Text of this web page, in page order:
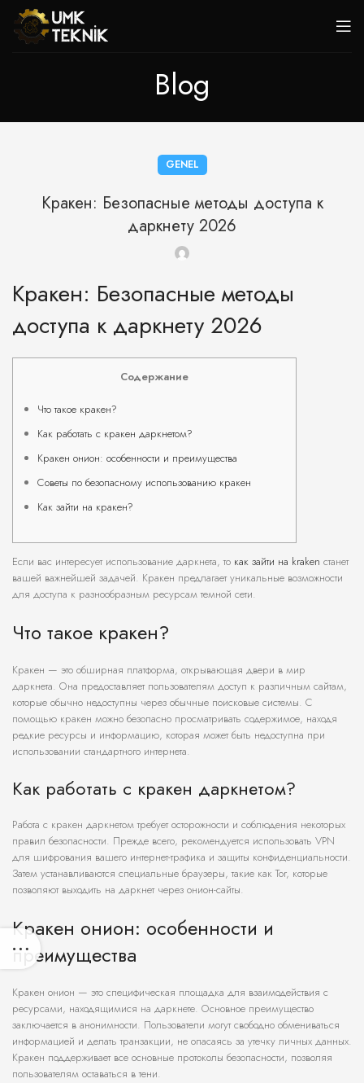
Blog
GENEL
Кракен: Безопасные методы доступа к
даркнету 2026
Кракен: Безопасные методы
доступа к даркнету 2026
Содержание
Что такое кракен?
Как работать с кракен даркнетом?
Кракен онион: особенности и преимущества
Советы по безопасному использованию кракен
Как зайти на кракен?
Если вас интересует использование даркнета, то как зайти на kraken станет
вашей важнейшей задачей. Кракен предлагает уникальные возможности
для доступа к разнообразным ресурсам темной сети.
Что такое кракен?
Кракен — это обширная платформа, открывающая двери в мир
даркнета. Она предоставляет пользователям доступ к различным сайтам,
которые обычно недоступны через обычные поисковые системы. С
помощью кракен можно безопасно просматривать содержимое, находя
редкие ресурсы и информацию, которая может быть недоступна при
использовании стандартного интернета.
Как работать с кракен даркнетом?
Работа с кракен даркнетом требует осторожности и соблюдения некоторых
правил безопасности. Прежде всего, рекомендуется использовать VPN
для шифрования вашего интернет-трафика и защиты конфиденциальности.
Затем устанавливаются специальные браузеры, такие как Tor, которые
позволяют выходить на даркнет через онион-сайты.
Кракен онион: особенности и
преимущества
Кракен онион — это специфическая площадка для взаимодействия с
ресурсами, находящимися на даркнете. Основное преимущество
заключается в анонимности. Пользователи могут свободно обмениваться
информацией и делать транзакции, не опасаясь за утечку личных данных.
Кракен поддерживает все основные протоколы безопасности, позволяя
пользователям оставаться в тени.